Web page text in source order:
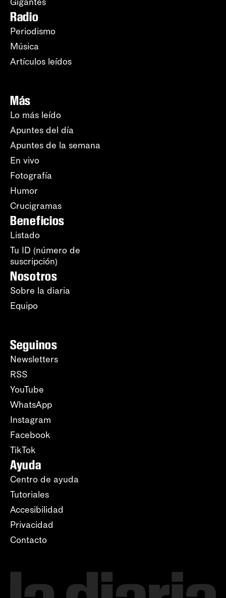
Radio
Periodismo
Música
Artículos leídos
Más
Lo más leído
Apuntes del día
Apuntes de la semana
En vivo
Fotografía
Humor
Crucigramas
Beneficios
Listado
Tu ID (número de
suscripción)
Nosotros
Sobre la diaria
Equipo
Seguinos
Newsletters
RSS
YouTube
WhatsApp
Instagram
Facebook
TikTok
Ayuda
Centro de ayuda
Tutoriales
Accesibilidad
Privacidad
Contacto